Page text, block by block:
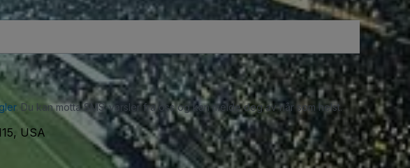
. Du kan motta SMS-varsler fra oss og kan melde deg av når som helst.
USA